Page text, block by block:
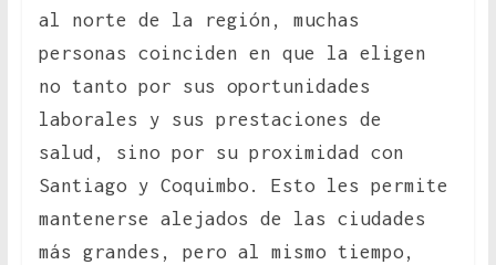
al norte de la región, muchas
personas coinciden en que la eligen
no tanto por sus oportunidades
laborales y sus prestaciones de
salud, sino por su proximidad con
Santiago y Coquimbo. Esto les permite
mantenerse alejados de las ciudades
más grandes, pero al mismo tiempo,